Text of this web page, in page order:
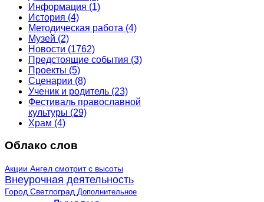
Информация (1)
История (4)
Методическая работа (4)
Музей (2)
Новости (1762)
Предстоящие события (3)
Проекты (5)
Сценарии (8)
Ученик и родитель (23)
Фестиваль православной
культуры (29)
Храм (4)
Облако слов
Акции Ангел смотрит с высоты
Внеурочная деятельность
Город Светлоград Дополнительное